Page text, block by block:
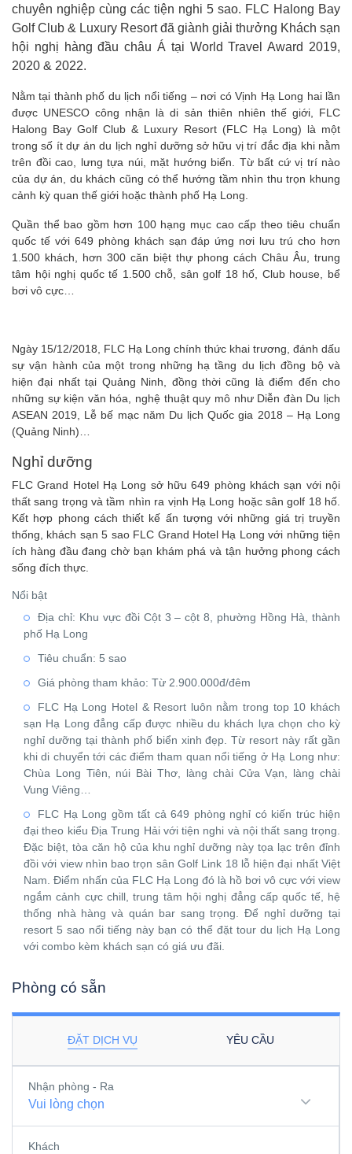
chuyên nghiệp cùng các tiện nghi 5 sao. FLC Halong Bay
Golf Club & Luxury Resort đã giành giải thưởng Khách sạn
hội nghị hàng đầu châu Á tại World Travel Award 2019,
2020 & 2022.
Nằm tại thành phố du lịch nổi tiếng – nơi có Vịnh Hạ Long hai lần
được UNESCO công nhận là di sản thiên nhiên thế giới, FLC
Halong Bay Golf Club & Luxury Resort (FLC Hạ Long) là một
trong số ít dự án du lịch nghỉ dưỡng sở hữu vị trí đắc địa khi nằm
trên đồi cao, lưng tựa núi, mặt hướng biển. Từ bất cứ vị trí nào
của dự án, du khách cũng có thể hướng tầm nhìn thu trọn khung
cảnh kỳ quan thế giới hoặc thành phố Hạ Long.
Quần thể bao gồm hơn 100 hạng mục cao cấp theo tiêu chuẩn
quốc tế với 649 phòng khách sạn đáp ứng nơi lưu trú cho hơn
1.500 khách, hơn 300 căn biệt thự phong cách Châu Âu, trung
tâm hội nghị quốc tế 1.500 chỗ, sân golf 18 hố, Club house, bể
bơi vô cực…
Ngày 15/12/2018, FLC Hạ Long chính thức khai trương, đánh dấu
sự vận hành của một trong những hạ tầng du lịch đồng bộ và
hiện đại nhất tại Quảng Ninh, đồng thời cũng là điểm đến cho
những sự kiện văn hóa, nghệ thuật quy mô như Diễn đàn Du lịch
ASEAN 2019, Lễ bế mạc năm Du lịch Quốc gia 2018 – Hạ Long
(Quảng Ninh)…
Nghỉ dưỡng
FLC Grand Hotel Hạ Long sở hữu 649 phòng khách sạn với nội
thất sang trọng và tầm nhìn ra vịnh Hạ Long hoặc sân golf 18 hố.
Kết hợp phong cách thiết kế ấn tượng với những giá trị truyền
thống, khách sạn 5 sao FLC Grand Hotel Hạ Long với những tiện
ích hàng đầu đang chờ bạn khám phá và tận hưởng phong cách
sống đích thực.
Nổi bật
Địa chỉ: Khu vực đồi Cột 3 – cột 8, phường Hồng Hà, thành
phố Hạ Long
Tiêu chuẩn: 5 sao
Giá phòng tham khảo: Từ 2.900.000đ/đêm
FLC Hạ Long Hotel & Resort luôn nằm trong top 10 khách
sạn Hạ Long đẳng cấp được nhiều du khách lựa chọn cho kỳ
nghỉ dưỡng tại thành phố biển xinh đẹp. Từ resort này rất gần
khi di chuyển tới các điểm tham quan nổi tiếng ở Hạ Long như:
Chùa Long Tiên, núi Bài Thơ, làng chài Cửa Vạn, làng chài
Vung Viêng…
FLC Hạ Long gồm tất cả 649 phòng nghỉ có kiến trúc hiện
đại theo kiểu Địa Trung Hải với tiện nghi và nội thất sang trọng.
Đặc biệt, tòa căn hộ của khu nghỉ dưỡng này tọa lạc trên đỉnh
đồi với view nhìn bao trọn sân Golf Link 18 lỗ hiện đại nhất Việt
Nam. Điểm nhấn của FLC Hạ Long đó là hồ bơi vô cực với view
ngắm cảnh cực chill, trung tâm hội nghị đẳng cấp quốc tế, hệ
thống nhà hàng và quán bar sang trọng. Để nghỉ dưỡng tại
resort 5 sao nổi tiếng này bạn có thể đặt tour du lịch Hạ Long
với combo kèm khách sạn có giá ưu đãi.
Phòng có sẵn
ĐẶT DỊCH VỤ YÊU CẦU
Nhận phòng - Ra
Vui lòng chọn
Khách